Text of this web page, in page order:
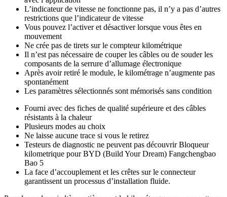
L’indicateur de vitesse ne fonctionne pas, il n’y a pas d’autres
restrictions que l’indicateur de vitesse
Vous pouvez l’activer et désactiver lorsque vous êtes en
mouvement
Ne crée pas de tirets sur le compteur kilométrique
Il n’est pas nécessaire de couper les câbles ou de souder les
composants de la serrure d’allumage électronique
Après avoir retiré le module, le kilométrage n’augmente pas
spontanément
Les paramètres sélectionnés sont mémorisés sans condition
Fourni avec des fiches de qualité supérieure et des câbles
résistants à la chaleur
Plusieurs modes au choix
Ne laisse aucune trace si vous le retirez
Testeurs de diagnostic ne peuvent pas découvrir Bloqueur
kilometrique pour BYD (Build Your Dream) Fangchengbao
Bao 5
La face d’accouplement et les crêtes sur le connecteur
garantissent un processus d’installation fluide.